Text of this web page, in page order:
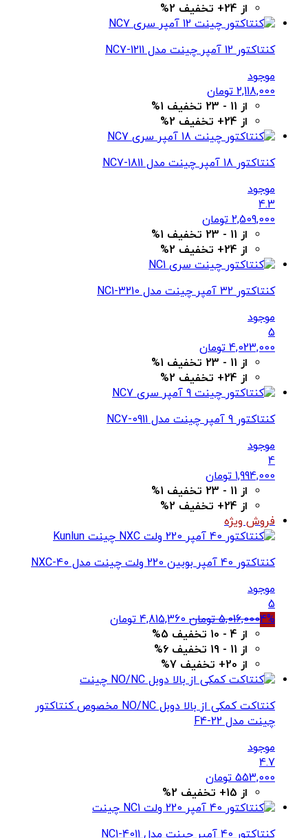
از 24+ تخفیف 2%
کنتاکتور 12 آمپر چینت مدل NC7-1211
موجود
2,118,000 تومان
از 11 - 23 تخفیف 1%
از 24+ تخفیف 2%
کنتاکتور 18 آمپر چینت مدل NC7-1811
موجود
4.3
2,509,000 تومان
از 11 - 23 تخفیف 1%
از 24+ تخفیف 2%
کنتاکتور 32 آمپر چینت مدل NC1-3210
موجود
5
4,023,000 تومان
از 11 - 23 تخفیف 1%
از 24+ تخفیف 2%
کنتاکتور 9 آمپر چینت مدل NC7-0911
موجود
4
1,994,000 تومان
از 11 - 23 تخفیف 1%
از 24+ تخفیف 2%
فروش ویژه
کنتاکتور 40 آمپر بوبین 220 ولت چینت مدل NXC-40
موجود
5
4%
5,016,000 تومان قیمت
اصلی
بود.
4,815,360 تومانقیمت
از 4 - 10 تخفیف 5%
از 11 - 19 تخفیف 6%
از 20+ تخفیف 7%
کنتاکت کمکی از بالا دوبل NO/NC مخصوص کنتاکتور
چینت مدل F4-22
موجود
4.7
553,000 تومان
از 15+ تخفیف 2%
کنتاکتور 40 آمپر چینت مدل NC1-4011